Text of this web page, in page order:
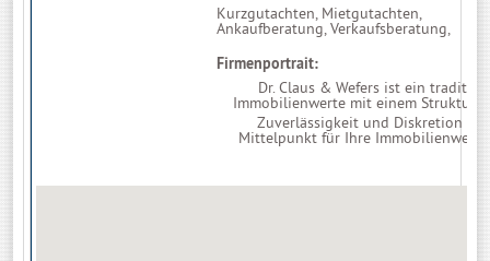
Kurzgutachten, Mietgutachten,
Ankaufberatung, Verkaufsberatung,
Firmenportrait:
Dr. Claus & Wefers ist ein
Immobilienwerte mit einem Struktur,
Zuverlässigkeit und Diskretion
Mittelpunkt für Ihre